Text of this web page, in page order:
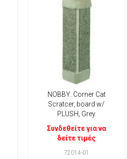
NOBBY: Corner Cat
Scratcer, board w/
PLUSH, Grey
Συνδεθείτε για να
δείτε τιμές
72014-01